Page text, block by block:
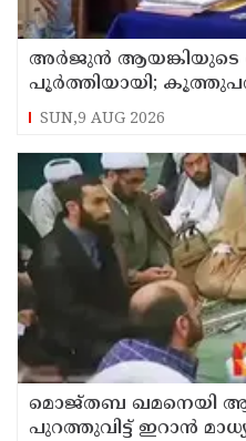
അര്‍ജുന്‍ ആയങ്കിയുടെ
പൂര്‍ത്തിയായി;
മുൻപില്‍ ഹാജരാക്കും
SUN,9 AUG 2026
മൊജ്തബ ഖമനെയി
പുറത്തുവിട്ട് ഇറാന്‍